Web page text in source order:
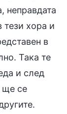
неправдата
хора и
в
Така те
и след
ще се